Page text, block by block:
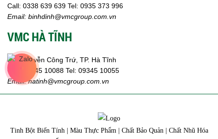
Call: 0338 639 639 Tel: 0935 373 996
Email: binhdinh@vmcgroup.com.vn
VMC HÀ TĨNH
359 Nguyễn Công Trứ, TP. Hà Tĩnh
Call:
09345 10088 Tel: 09345 10055
Email: hatinh@vmcgroup.com.vn
Tinh Bột Biến Tính | Màu Thực Phẩm | Chất Bảo Quản | Chất Nhũ Hóa